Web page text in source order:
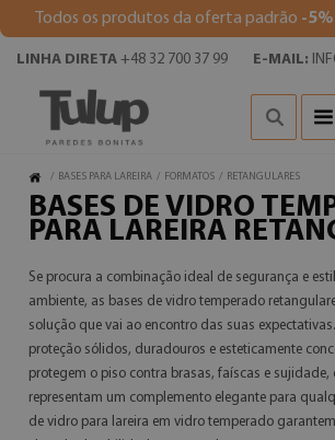
Todos os produtos da oferta padrão -5%
LINHA DIRETA +48 32 700 37 99 E-MAIL:
/ BASES PARA LAREIRA / FORMATOS / RETANGULARES
BASES DE VIDRO
PARA LAREIRA
Se procura a combinação ideal de segurança e
ambiente, as bases de vidro temperado
solução que vai ao encontro das suas
proteção sólidos, duradouros e esteticamente
protegem o piso contra brasas, faíscas e sujidade,
representam um complemento elegante para
de vidro para lareira em vidro temperado